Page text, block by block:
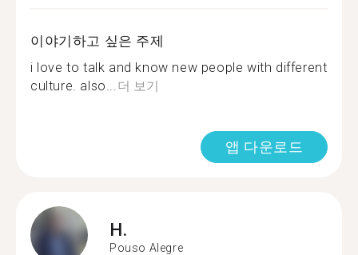
이야기하고 싶은 주제
i love to talk and know new people with different
culture. also...더 보기
앱 다운로드
H.
Pouso Alegre